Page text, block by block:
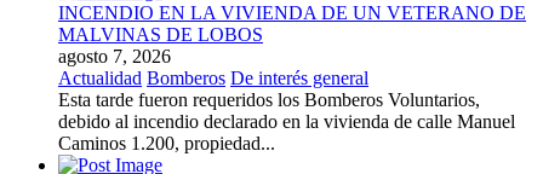
INCENDIO EN LA VIVIENDA DE UN VETERANO DE
MALVINAS DE LOBOS
agosto 7, 2026
Actualidad Bomberos De interés general
Esta tarde fueron requeridos los Bomberos Voluntarios,
debido al incendio declarado en la vivienda de calle Manuel
Caminos 1.200, propiedad...